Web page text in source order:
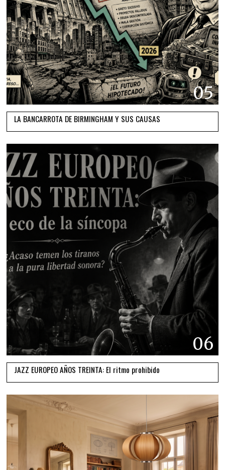
05
LA BANCARROTA DE BIRMINGHAM Y SUS CAUSAS
06
JAZZ EUROPEO AÑOS TREINTA: El ritmo prohibido